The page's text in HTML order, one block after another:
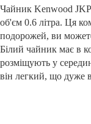
Чайник Kenwood JKP
об'єм 0.6 літра. Ця
подорожей, ви
Білий чайник має в
розміщують у
він легкий, що дуже